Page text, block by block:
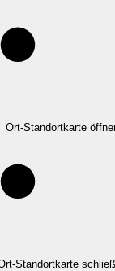
Ort-Standortkarte
Standortkarte